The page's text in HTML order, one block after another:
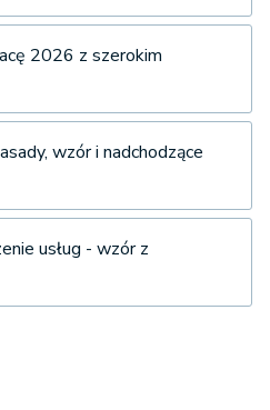
2026 z szerokim
wzór i nadchodzące
usług - wzór z